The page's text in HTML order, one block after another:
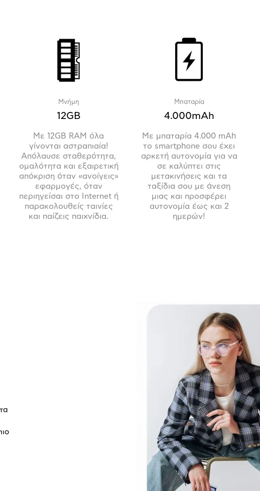
Μνήμη
12GB
Με 12GB RAM όλα
γίνονται αστραπιαία!
Απόλαυσε σταθερότητα,
ομαλότητα και εξαιρετική
απόκριση όταν «ανοίγεις»
εφαρμογές, όταν
περιηγείσαι στο Internet ή
παρακολουθείς ταινίες
και παίζεις παιχνίδια.
Μπαταρία
4.000mAh
Με μπαταρία 4.000 mAh
το smartphone σου έχει
αρκετή αυτονομία για να
σε καλύπτει στις
μετακινήσεις και τα
ταξίδια σου με άνεση
μιας και προσφέρει
αυτονομία έως και 2
ημερών!